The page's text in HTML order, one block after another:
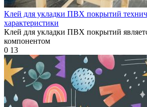
Клей для укладки ПВХ покрытий
характеристики
Клей для укладки ПВХ покрытий
компонентом
0 13